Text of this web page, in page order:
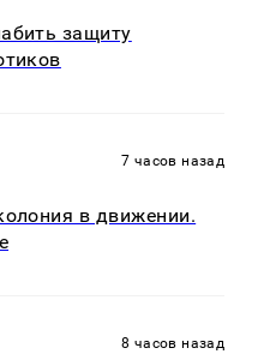
защиту
7 часов назад
в движении.
8 часов назад